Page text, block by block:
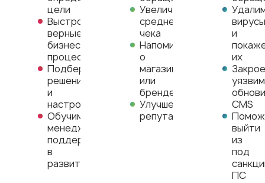
цели
Выстроим
верные
бизнес-
процессы
Подберем
решение
и
настроим
Обучим
менеджеров,
поддержим
в
развитие
Увеличение
среднего
чека
Напоминание
о
магазине
или
бренде
Улучшение
репутации
вирусы
и
их
CMS
выйти
из
под
ПС